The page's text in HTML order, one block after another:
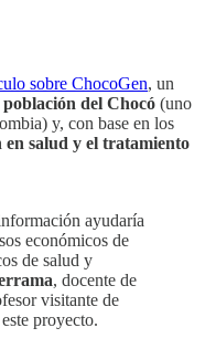
sobre ChocoGen, un
del Chocó (uno
y, con base en los
salud y el tratamiento
ayudaría
económicos de
de salud y
, docente de
visitante de
proyecto.